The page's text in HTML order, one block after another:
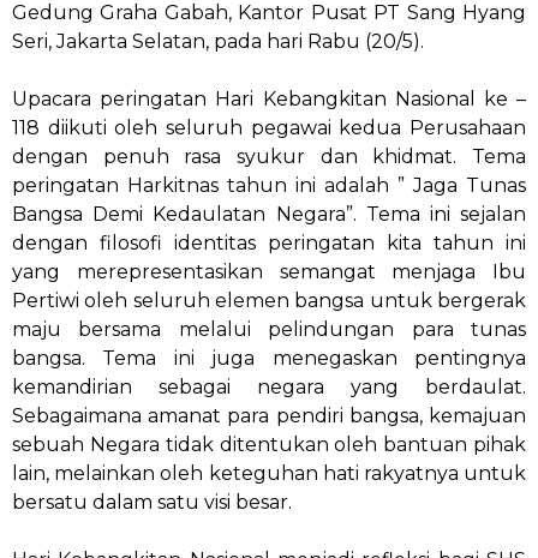
Gedung Graha Gabah, Kantor Pusat PT Sang Hyang
Seri, Jakarta Selatan, pada hari Rabu (20/5).
Upacara peringatan Hari Kebangkitan Nasional ke –
118 diikuti oleh seluruh pegawai kedua Perusahaan
dengan penuh rasa syukur dan khidmat. Tema
peringatan Harkitnas tahun ini adalah ” Jaga Tunas
Bangsa Demi Kedaulatan Negara”. Tema ini sejalan
dengan filosofi identitas peringatan kita tahun ini
yang merepresentasikan semangat menjaga Ibu
Pertiwi oleh seluruh elemen bangsa untuk bergerak
maju bersama melalui pelindungan para tunas
bangsa. Tema ini juga menegaskan pentingnya
kemandirian sebagai negara yang berdaulat.
Sebagaimana amanat para pendiri bangsa, kemajuan
sebuah Negara tidak ditentukan oleh bantuan pihak
lain, melainkan oleh keteguhan hati rakyatnya untuk
bersatu dalam satu visi besar.